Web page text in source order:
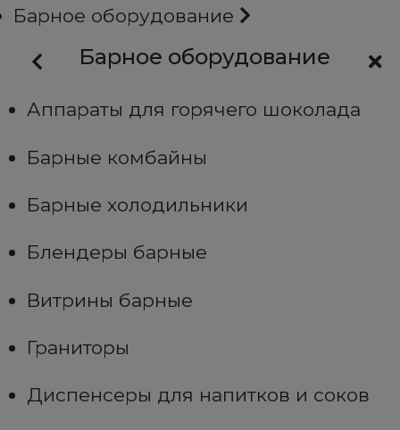
Барное оборудование
Барное оборудование
Аппараты для горячего шоколада
Барные комбайны
Барные холодильники
Блендеры барные
Витрины барные
Граниторы
Диспенсеры для напитков и соков